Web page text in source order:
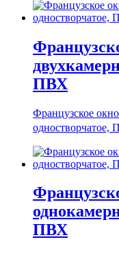
ПВХ
Французское
одностворчатое,
ПВХ